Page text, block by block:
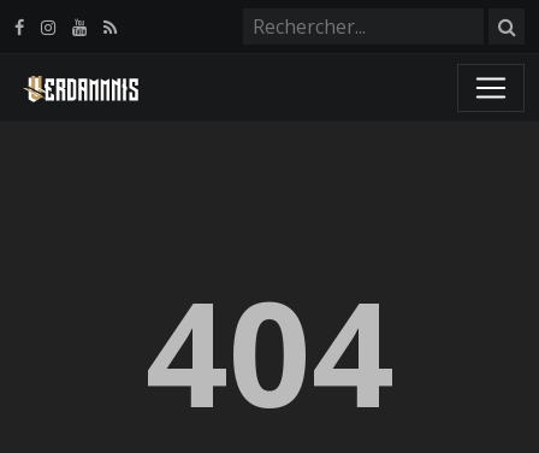
404
Panneau de gestion des cookies